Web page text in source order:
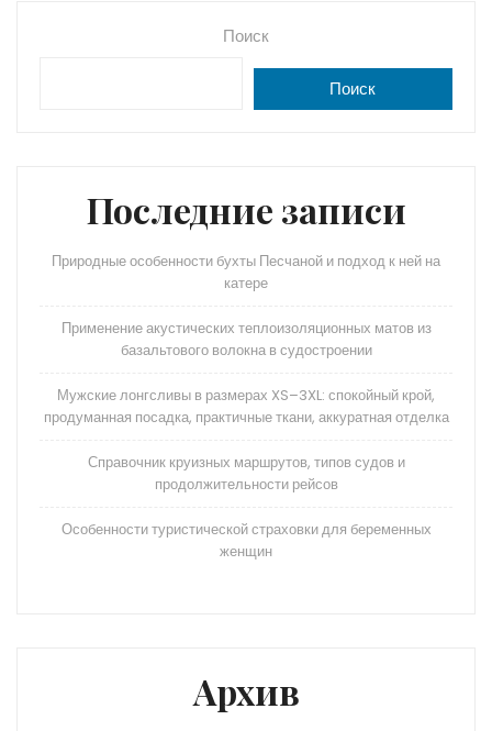
s
ni
Поиск
Поиск
Последние записи
Природные особенности бухты Песчаной и подход к ней на
катере
Применение акустических теплоизоляционных матов из
базальтового волокна в судостроении
Мужские лонгсливы в размерах XS–3XL: спокойный крой,
продуманная посадка, практичные ткани, аккуратная отделка
Справочник круизных маршрутов, типов судов и
продолжительности рейсов
Особенности туристической страховки для беременных
женщин
Архив